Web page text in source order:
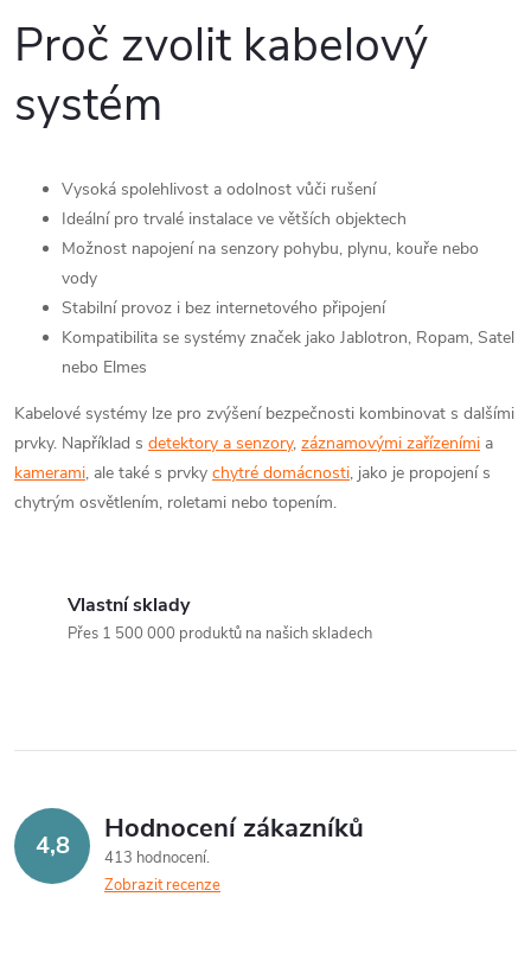
Proč zvolit kabelový
systém
Vysoká spolehlivost a odolnost vůči rušení
Ideální pro trvalé instalace ve větších objektech
Možnost napojení na senzory pohybu, plynu, kouře nebo
vody
Stabilní provoz i bez internetového připojení
Kompatibilita se systémy značek jako Jablotron, Ropam, Satel
nebo Elmes
Kabelové systémy lze pro zvýšení bezpečnosti kombinovat s dalšími
prvky. Například s detektory a senzory, záznamovými zařízeními a
kamerami, ale také s prvky chytré domácnosti, jako je propojení s
chytrým osvětlením, roletami nebo topením.
Vlastní sklady
Přes 1 500 000 produktů na našich skladech
4,8 Hodnocení zákazníků
413 hodnocení
Zobrazit recenze